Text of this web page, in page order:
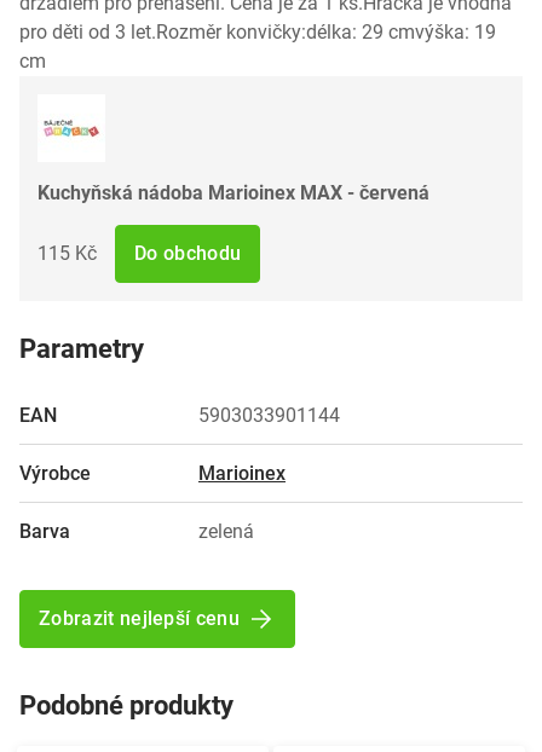
pro děti od 3 let.Rozměr konvičky:délka: 29 cmvýška: 19
cm
Kuchyňská nádoba Marioinex MAX - červená
115 Kč Do obchodu
Parametry
EAN 5903033901144
Výrobce Marioinex
Barva zelená
Zobrazit nejlepší cenu
Podobné produkty